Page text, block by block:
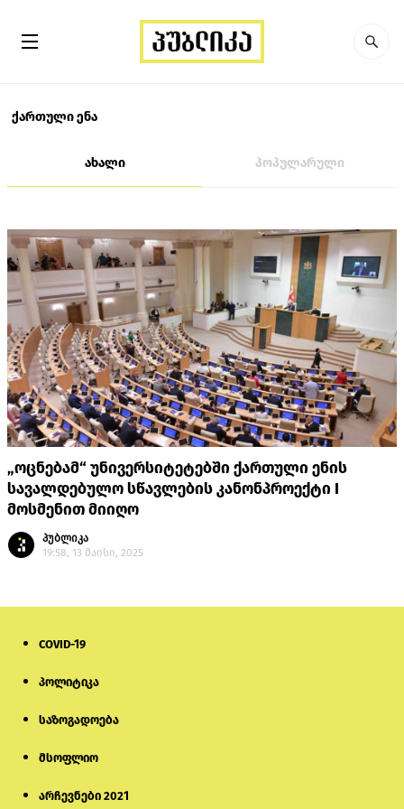
ქართული ენა
ახალი პოპულარული
„ოცნებამ“ უნივერსიტეტებში ქართული ენის
სავალდებულო სწავლების კანონპროექტი I
მოსმენით მიიღო
პუბლიკა
19:58, 13 მაისი, 2025
COVID-19
პოლიტიკა
საზოგადოება
მსოფლიო
არჩევნები 2021